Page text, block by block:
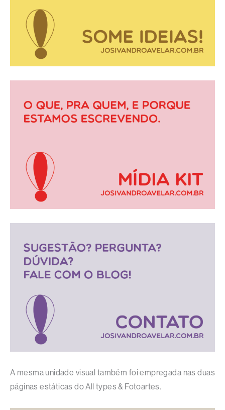
A mesma unidade visual também foi empregada nas duas
páginas estáticas do All types & Fotoartes.